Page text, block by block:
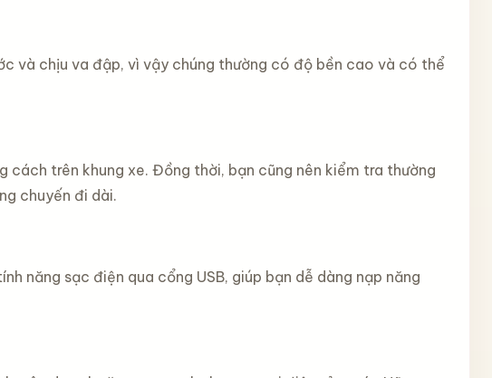
và chịu va đập, vì vậy chúng thường có độ bền cao và có thể
cách trên khung xe. Đồng thời, bạn cũng nên kiểm tra thường
chuyến đi dài.
năng sạc điện qua cổng USB, giúp bạn dễ dàng nạp năng